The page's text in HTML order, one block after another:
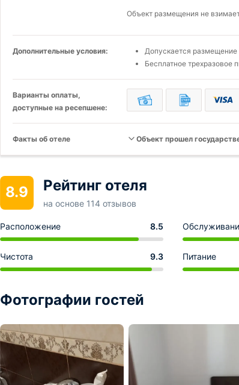
Объект размещения не
Дополнительные условия:
Допускается размещение
Бесплатное трехразовое
Варианты оплаты,
доступные на ресепшене:
Факты об отеле Объект прошел
8.9 Рейтинг отеля
на основе 114 отзывов
Расположение 8.5
Чистота 9.3 Питание
Фотографии гостей